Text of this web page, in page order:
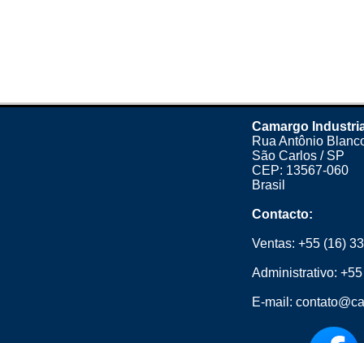
Camargo
Rua Antônio
São Carlos / SP
CEP: 13567-060
Brasil
Contacto:
Ventas: +55 (16)
Administrativo:
E-mail: